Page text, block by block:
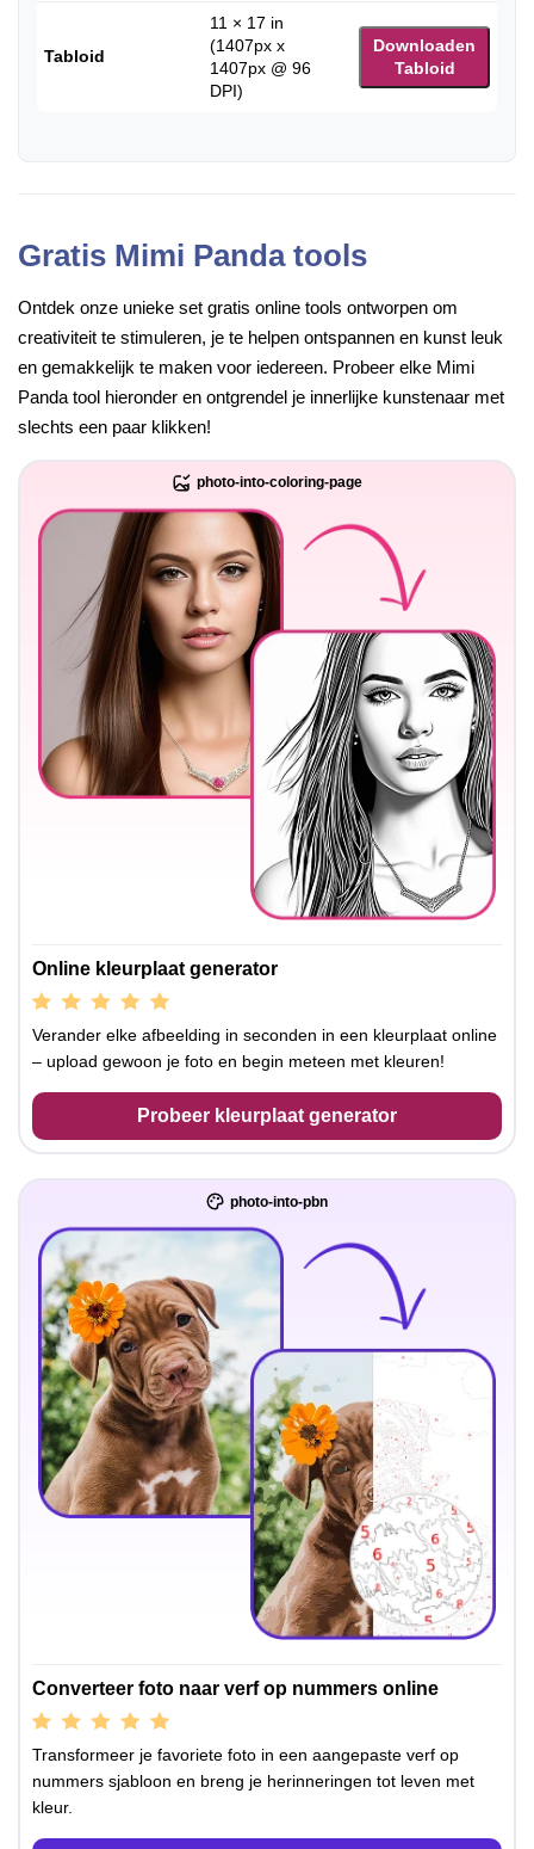
Tabloid
11 × 17 in
(1407px x
1407px @ 96
DPI)
Downloaden
Tabloid
Gratis Mimi Panda tools
Ontdek onze unieke set gratis online tools ontworpen om
creativiteit te stimuleren, je te helpen ontspannen en kunst leuk
en gemakkelijk te maken voor iedereen. Probeer elke Mimi
Panda tool hieronder en ontgrendel je innerlijke kunstenaar met
slechts een paar klikken!
photo-into-coloring-page
Online kleurplaat generator
Verander elke afbeelding in seconden in een kleurplaat online
– upload gewoon je foto en begin meteen met kleuren!
Probeer kleurplaat generator
photo-into-pbn
Converteer foto naar verf op nummers online
Transformeer je favoriete foto in een aangepaste verf op
nummers sjabloon en breng je herinneringen tot leven met
kleur.